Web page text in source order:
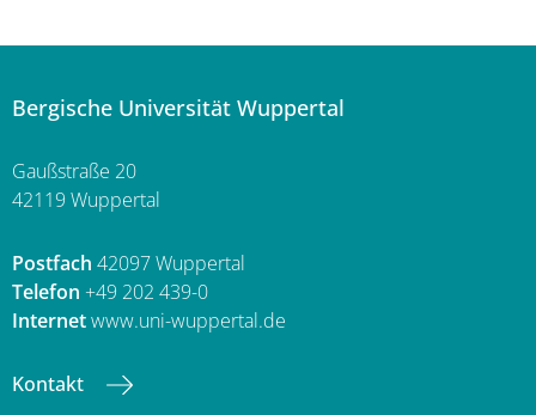
Bergische Universität Wuppertal
Gaußstraße 20
42119 Wuppertal
Postfach 42097 Wuppertal
Telefon +49 202 439-0
Internetwww.uni-wuppertal.de
Kontakt